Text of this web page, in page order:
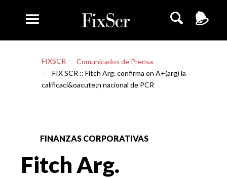
FIXSCR
Comunicados de Prensa
FIX SCR :: Fitch Arg. confirma en A+(arg) la
calificaci&oacute;n nacional de PCR
FINANZAS CORPORATIVAS
Fitch Arg.